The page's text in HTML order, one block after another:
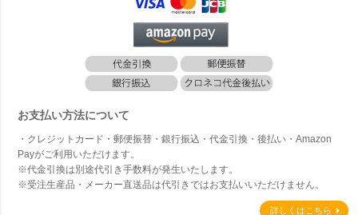
お支払い方法について
・クレジットカード・郵便振替・銀行振込・代金引換・後払い・Amazon
Payがご利用いただけます。
※代金引換は別途代引き手数料が発生いたします。
※受注生産品・メーカー直送品は代引きではお支払いいただけません。
詳しくはこちら